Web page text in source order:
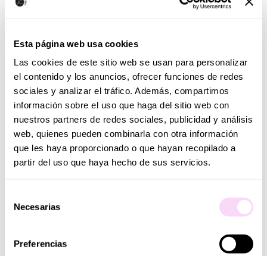
Esta página web usa cookies
Las cookies de este sitio web se usan para personalizar
el contenido y los anuncios, ofrecer funciones de redes
sociales y analizar el tráfico. Además, compartimos
información sobre el uso que haga del sitio web con
nuestros partners de redes sociales, publicidad y análisis
web, quienes pueden combinarla con otra información
que les haya proporcionado o que hayan recopilado a
partir del uso que haya hecho de sus servicios.
Necesarias
Preferencias
La Baby es perfecta para los más pequeños de la
abrazar y llevar a cualquier parte.
Gift set: una muñeca de 28 cm, con un bonito
gorro y un pijama a juego con cierre por
contacto en la parte delantera. Viene con su
propio chupete cosido al pijama y su manta
favorita para acurrucarse.
Se puede lavar a mano con facilidad con agua
tibia y jabón neutro. ¡Siempre quedará como
nueva!
además fomenta habilidades sociales de cuidados
al imaginar que tienen que cuidarla y alimentarla
fingiendo ser su padre o madre ¡Con ellos la
imaginación vuela!